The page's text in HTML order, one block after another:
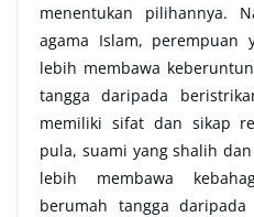
menentukan pilihannya.
agama Islam, perempuan
lebih membawa
tangga daripada
memiliki sifat dan sikap
pula, suami yang shalih
lebih membawa
berumah tangga